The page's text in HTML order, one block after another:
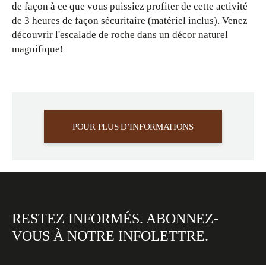
de façon à ce que vous puissiez profiter de cette activité
de 3 heures de façon sécuritaire (matériel inclus). Venez
découvrir l'escalade de roche dans un décor naturel
magnifique!
POUR PLUS D’INFORMATIONS
RESTEZ INFORMÉS. ABONNEZ-
VOUS À NOTRE INFOLETTRE.